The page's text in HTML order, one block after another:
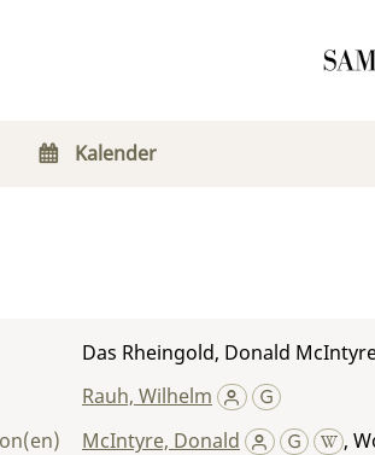
Kalender
Das Rheingold, Donald
Rauh, Wilhelm
McIntyre, Donald ,